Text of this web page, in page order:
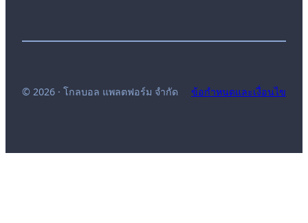
© 2026 · โกลบอล แพลตฟอร์ม จำกัด ข้อกำหนดและเงื่อนไข